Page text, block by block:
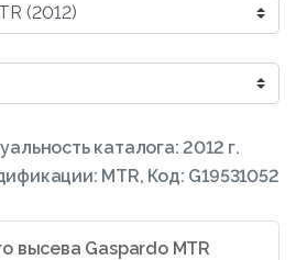
каталога: 2012 г.
MTR, Код: G19531052
высева Gaspardo MTR